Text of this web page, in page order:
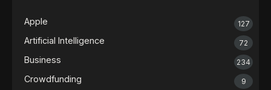
Apple 127
Artificial Intelligence 72
Business 234
Crowdfunding 9